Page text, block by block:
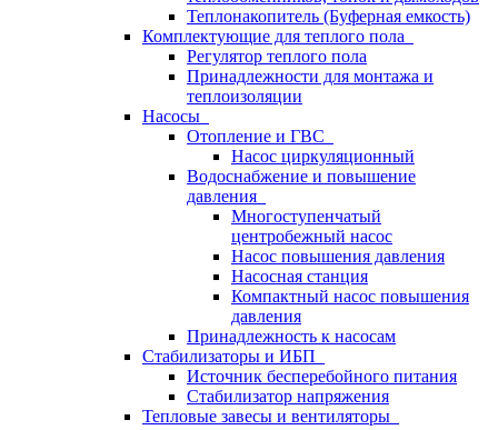
Теплонакопитель (Буферная емкость)
Комплектующие для теплого пола
Регулятор теплого пола
Принадлежности для монтажа и
теплоизоляции
Насосы
Отопление и ГВС
Насос циркуляционный
Водоснабжение и повышение
давления
Многоступенчатый
центробежный насос
Насос повышения давления
Насосная станция
Компактный насос повышения
давления
Принадлежность к насосам
Стабилизаторы и ИБП
Источник бесперебойного питания
Стабилизатор напряжения
Тепловые завесы и вентиляторы